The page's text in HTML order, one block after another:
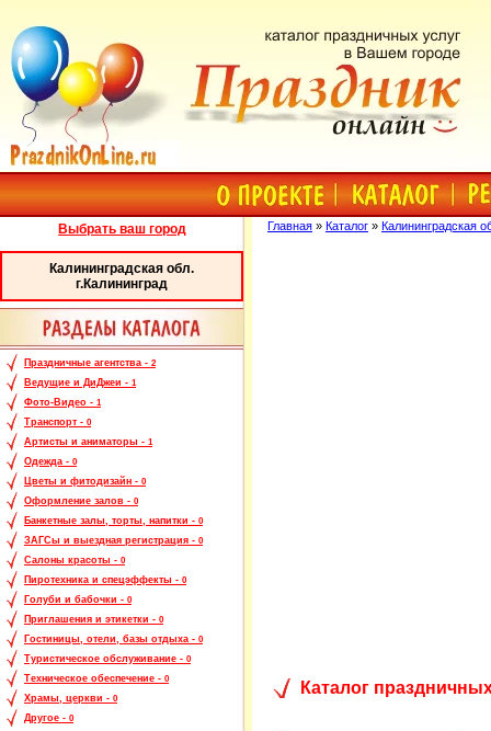
Выбрать ваш город
Калининградская обл.
г.Калининград
Праздничные агентства - 2
Ведущие и ДиДжеи - 1
Фото-Видео - 1
Транспорт - 0
Артисты и аниматоры - 1
Одежда - 0
Цветы и фитодизайн - 0
Оформление залов - 0
Банкетные залы, торты, напитки - 0
ЗАГСы и выездная регистрация - 0
Салоны красоты - 0
Пиротехника и спецэффекты - 0
Голуби и бабочки - 0
Приглашения и этикетки - 0
Гостиницы, отели, базы отдыха - 0
Туристическое обслуживание - 0
Техническое обеспечение - 0
Храмы, церкви - 0
Другое - 0
Главная » Каталог » Калининградская
Каталог